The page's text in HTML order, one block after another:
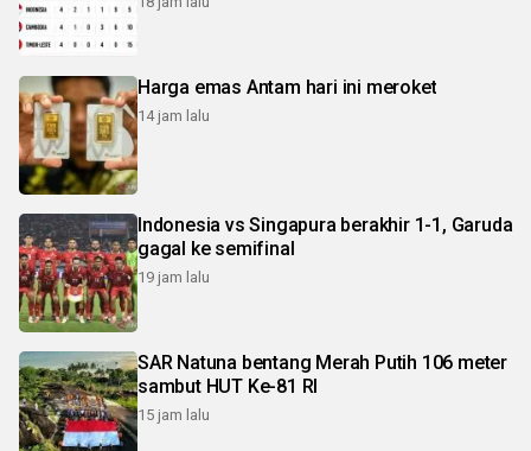
Harga emas Antam hari ini meroket
14 jam lalu
Indonesia vs Singapura berakhir 1-1, Garuda
gagal ke semifinal
19 jam lalu
SAR Natuna bentang Merah Putih 106 meter
sambut HUT Ke-81 RI
15 jam lalu